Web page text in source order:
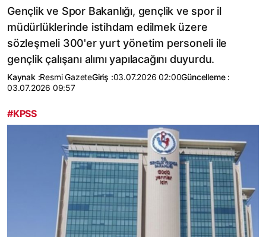
Gençlik ve Spor Bakanlığı, gençlik ve spor il
müdürlüklerinde istihdam edilmek üzere
sözleşmeli 300'er yurt yönetim personeli ile
gençlik çalışanı alımı yapılacağını duyurdu.
Kaynak :Resmi GazeteGiriş :03.07.2026 02:00Güncelleme :
03.07.2026 09:57
#KPSS